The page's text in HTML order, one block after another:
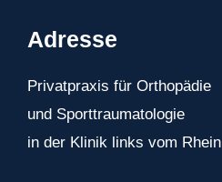
Adresse
Privatpraxis für Orthopädie
und Sporttraumatologie
in der Klinik links vom Rhein